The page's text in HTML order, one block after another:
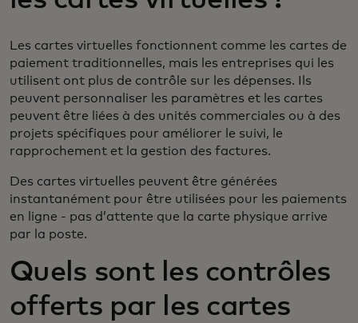
Les cartes virtuelles fonctionnent comme les cartes de
paiement traditionnelles, mais les entreprises qui les
utilisent ont plus de contrôle sur les dépenses. Ils
peuvent personnaliser les paramètres et les cartes
peuvent être liées à des unités commerciales ou à des
projets spécifiques pour améliorer le suivi, le
rapprochement et la gestion des factures.
Des cartes virtuelles peuvent être générées
instantanément pour être utilisées pour les paiements
en ligne - pas d’attente que la carte physique arrive
par la poste.
Quels sont les contrôles
offerts par les cartes